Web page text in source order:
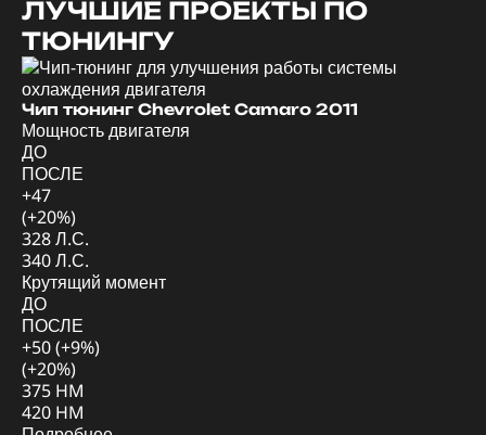
ЛУЧШИЕ ПРОЕКТЫ ПО
ТЮНИНГУ
Чип тюнинг Chevrolet Camaro 2011
Мощность двигателя
ДО
ПОСЛЕ
+47
(+20%)
328 Л.С.
340 Л.С.
Крутящий момент
ДО
ПОСЛЕ
+50 (+9%)
(+20%)
375 HM
420 HM